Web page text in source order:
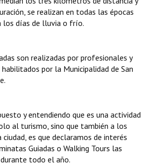
- Registro
intercultural
ORGÁNICA
se realizan en todas las épocas
los días de lluvia o frío.
son realizadas por profesionales y
por la Municipalidad de San
y entendiendo que es una actividad
al turismo, sino que también a los
es que declaramos de interés
Guiadas o Walking Tours las
todo el año.